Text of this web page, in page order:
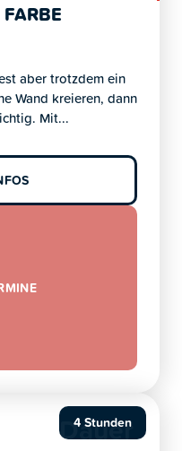
aber trotzdem ein
Wand kreieren, dann
Mit...
4 Stunden
Dauer